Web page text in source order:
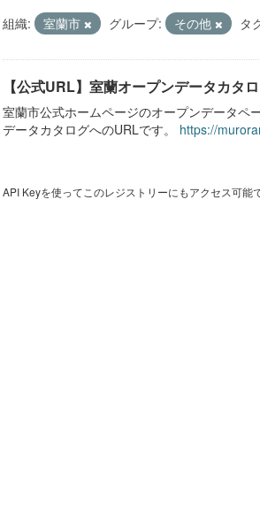
組織: 室蘭市 グループ: その他 タ
【公式URL】室蘭オープンデータカタ
室蘭市公式ホームページのオープンデータペ
データカタログへのURLです。 https://
API Keyを使ってこのレジストリーにもアクセス可能